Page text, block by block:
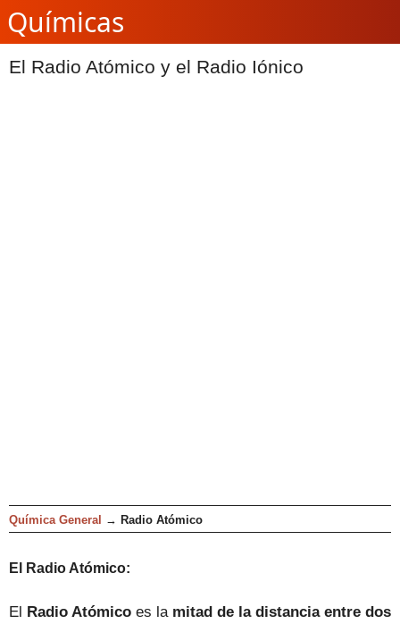
Químicas
El Radio Atómico y el Radio Iónico
Química General → Radio Atómico
El Radio Atómico:
El Radio Atómico es la mitad de la distancia entre dos